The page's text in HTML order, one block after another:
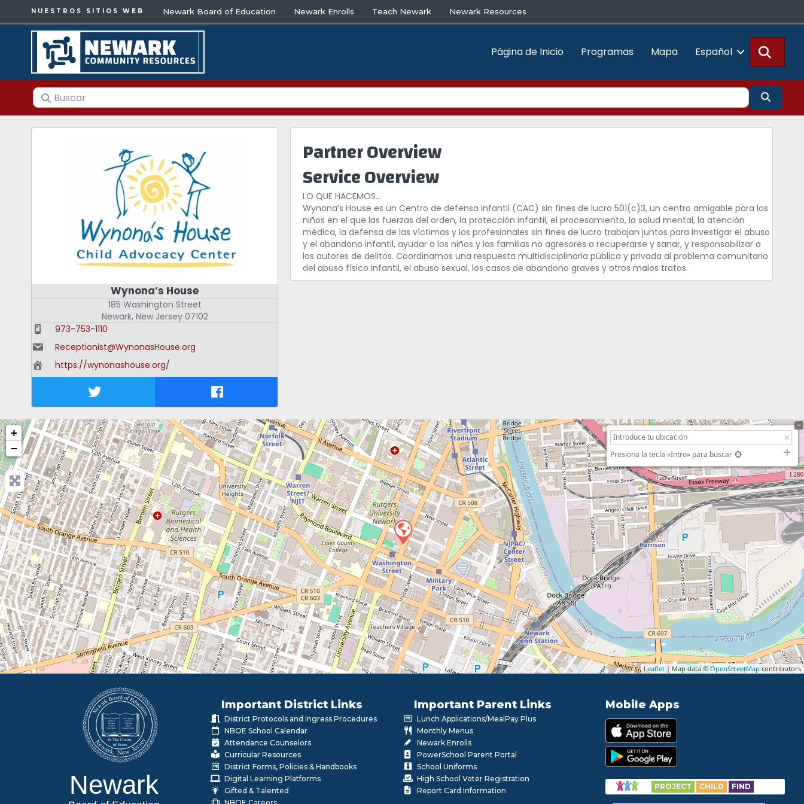
NUESTROS SITIOS WEB Newark Board of Education Newark Enrolls Teach Newark Newark Resources
Página de Inicio Programas Mapa Español
Buscar Buscar
Wynona’s House
185 Washington Street
Newark, New Jersey 07102
973-753-1110
Receptionist@WynonasHouse.org
https://wynonashouse.org/
Partner Overview
Service Overview
LO QUE HACEMOS…
Wynona’s House es un Centro de defensa infantil (CAC) sin fines de lucro 501(c)3, un centro amigable para los
niños en el que las fuerzas del orden, la protección infantil, el procesamiento, la salud mental, la atención
médica, la defensa de las víctimas y los profesionales sin fines de lucro trabajan juntos para investigar el abuso
y el abandono infantil, ayudar a los niños y las familias no agresores a recuperarse y sanar, y responsabilizar a
los autores de delitos. Coordinamos una respuesta multidisciplinaria pública y privada al problema comunitario
del abuso físico infantil, el abuso sexual, los casos de abandono graves y otros malos tratos.
+
−
Presiona la tecla «Intro» para buscar
Leaflet | Map data ©OpenStreetMapcontributors
Newark
Important District Links
District Protocols and Ingress Procedures
NBOE School Calendar
Attendance Counselors
Curricular Resources
District Forms, Policies & Handbooks
Digital Learning Platforms
Gifted & Talented
Important Parent Links
Lunch Applications/MealPay Plus
Monthly Menus
Newark Enrolls
PowerSchool Parent Portal
School Uniforms
High School Voter Registration
Report Card Information
Mobile Apps
PROJECT CHILD FIND